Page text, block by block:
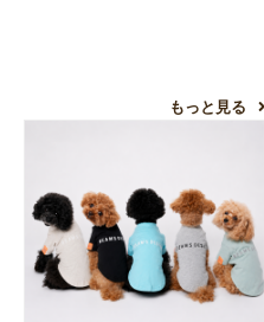
もっと見る